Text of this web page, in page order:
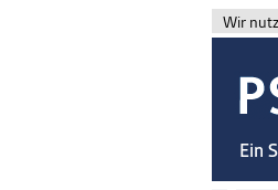
Wir
Ein